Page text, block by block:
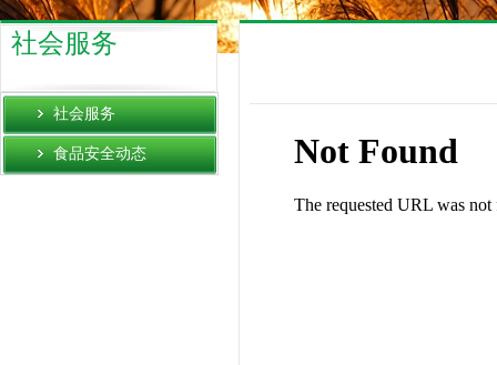
社会服务
社会服务
食品安全动态